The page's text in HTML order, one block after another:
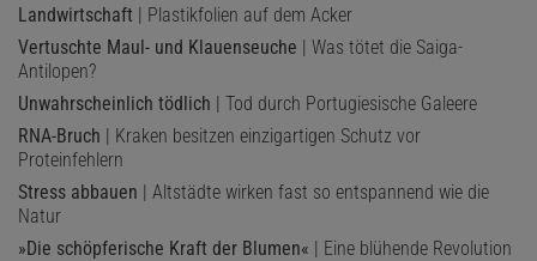
Landwirtschaft | Plastikfolien auf dem Acker
Vertuschte Maul- und Klauenseuche | Was tötet die Saiga-
Antilopen?
Unwahrscheinlich tödlich | Tod durch Portugiesische Galeere
RNA-Bruch | Kraken besitzen einzigartigen Schutz vor
Proteinfehlern
Stress abbauen | Altstädte wirken fast so entspannend wie die
Natur
»Die schöpferische Kraft der Blumen« | Eine blühende Revolution